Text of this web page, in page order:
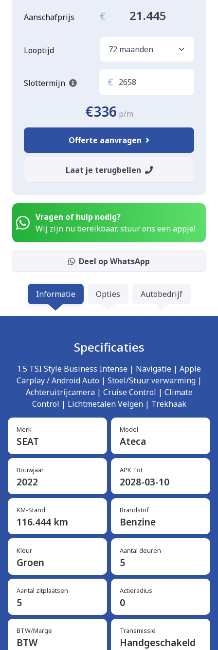
Aanschafprijs € 21.445
Looptijd
Slottermijn €
€336 p/m
Offerte aanvragen
Laat je terugbellen
Vragen of hulp nodig?
Wij zijn nu bereikbaar, stuur ons een appje!
Deel op WhatsApp
Informatie Opties Autobedrijf
Specificaties
1.5 TSI Style Business Intense | Navigatie | Apple
Carplay / Android Auto | Stoel/Stuur verwarming |
Achteruitrijcamera | Cruise Control | Climate
Control | Lichtmetalen Velgen | Trekhaak
Merk
SEAT
Model
Ateca
Bouwjaar
2022
APK Tot
2028-03-10
KM-Stand
116.444 km
Brandstof
Benzine
Kleur
Groen
Aantal deuren
5
Aantal zitplaatsen
5
Actieradius
0
BTW/Marge
BTW
Transmissie
Handgeschakeld